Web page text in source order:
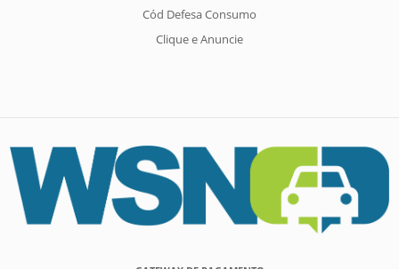
Cód Defesa Consumo
Clique e Anuncie